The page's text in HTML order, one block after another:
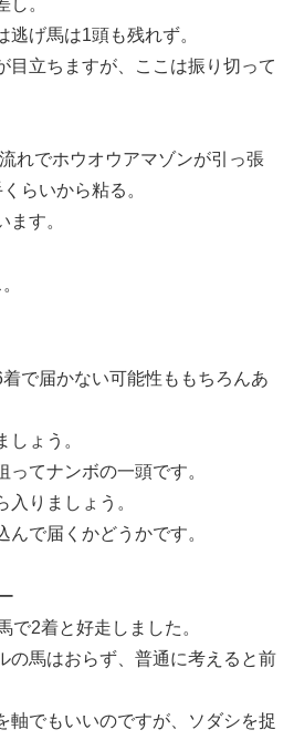
げ馬は1頭も残れず。
目立ちますが、ここは振り切って
れでホウオウアマゾンが引っ張
らいから粘る。
す。
で届かない可能性ももちろんあ
しょう。
てナンボの一頭です。
りましょう。
で届くかどうかです。
で2着と好走しました。
の馬はおらず、普通に考えると前
軸でもいいのですが、ソダシを捉